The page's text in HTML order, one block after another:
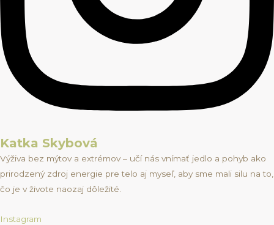
Katka Skybová
Výživa bez mýtov a extrémov – učí nás vnímať jedlo a pohyb ako
prirodzený zdroj energie pre telo aj myseľ, aby sme mali silu na to,
čo je v živote naozaj dôležité.
Instagram